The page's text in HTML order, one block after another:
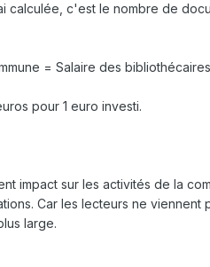
calculée, c'est le nombre de
= Salaire des
pour 1 euro investi.
impact sur les activités de la
Car les lecteurs ne
large.